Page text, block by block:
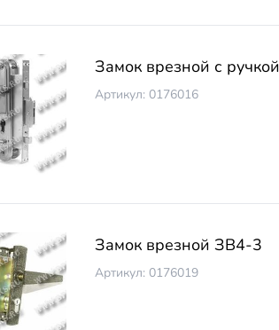
Замок врезной с ручкой
Артикул: 0176016
Замок врезной ЗВ4-3
Артикул: 0176019